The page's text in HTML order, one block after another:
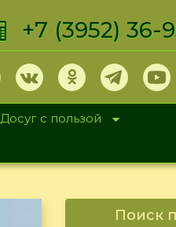
+7 (3952) 36-
Досуг с пользой
Поиск